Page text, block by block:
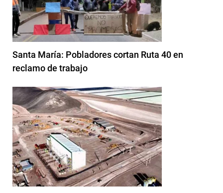
Santa María: Pobladores cortan Ruta 40 en
reclamo de trabajo